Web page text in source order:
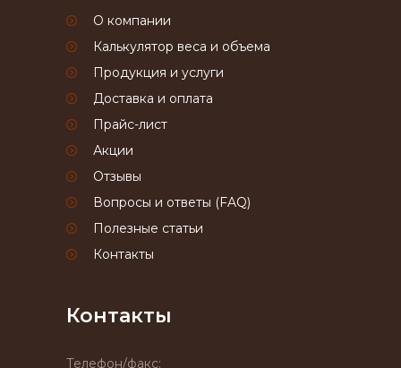
О компании
Калькулятор веса и объема
Продукция и услуги
Доставка и оплата
Прайс-лист
Акции
Отзывы
Вопросы и ответы (FAQ)
Полезные статьи
Контакты
Контакты
Телефон/факс: